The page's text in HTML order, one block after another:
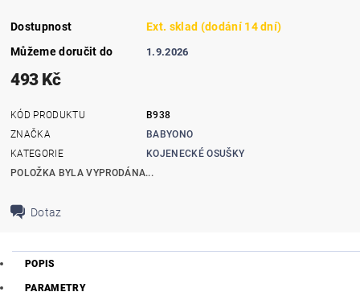
Dostupnost
Ext. sklad (dodání 14 dní)
Můžeme doručit do
1.9.2026
493 Kč
KÓD PRODUKTU
B938
ZNAČKA
BABYONO
KATEGORIE
KOJENECKÉ OSUŠKY
POLOŽKA BYLA VYPRODÁNA...
Dotaz
POPIS
PARAMETRY